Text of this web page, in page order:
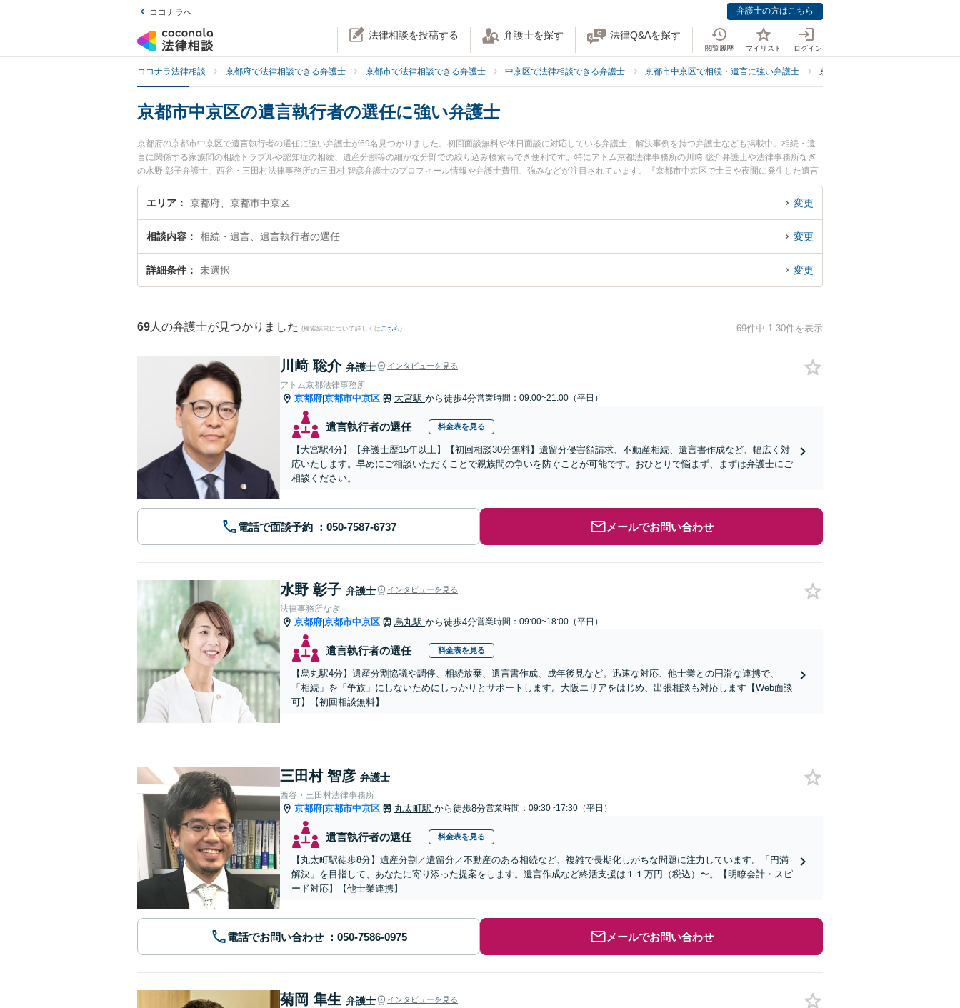
ココナラへ 弁護士の方はこちら
法律相談を投稿する 弁護士を探す 法律Q&Aを探す
閲覧履歴 マイリスト ログイン
ココナラ法律相談 京都府で法律相談できる弁護士 京都市で法律相談できる弁護士 中京区で法律相談できる弁護士 京都市中京区で相続・遺言に強い弁護士 京都市中京区で遺言執行者の選任に
京都市中京区の遺言執行者の選任に強い弁護士
京都府の京都市中京区で遺言執行者の選任に強い弁護士が69名見つかりました。初回面談無料や休日面談に対応している弁護士、解決事例を持つ弁護士なども掲載中。相続・遺
言に関係する家族間の相続トラブルや認知症の相続、遺産分割等の細かな分野での絞り込み検索もでき便利です。特にアトム京都法律事務所の川﨑 聡介弁護士や法律事務所なぎ
の水野 彰子弁護士、西谷・三田村法律事務所の三田村 智彦弁護士のプロフィール情報や弁護士費用、強みなどが注目されています。『京都市中京区で土日や夜間に発生した遺言
執行者の選任のトラブルを今すぐに弁護士に相談したい』『遺言執行者の選任のトラブル解決の実績豊富な近くの弁護士を検索したい』『初回相談無料で遺言執行者の選任を法律
相談できる京都市中京区内の弁護士に相談予約したい』などでお困りの相談者さんにおすすめです。
エリア 京都府、京都市中京区 変更
相談内容 相続・遺言、遺言執行者の選任 変更
詳細条件 未選択 変更
69 人の弁護士が見つかりました (検索結果について詳しくは こちら) 69件中 1-30件を表示
川﨑 聡介 弁護士 インタビューを見る
アトム京都法律事務所
京都府|京都市中京区 大宮駅 から徒歩4分営業時間：09:00~21:00（平日）
遺言執行者の選任 料金表を見る
【大宮駅4分】【弁護士歴15年以上】【初回相談30分無料】遺留分侵害額請求、不動産相続、遺言書作成など、幅広く対
応いたします。早めにご相談いただくことで親族間の争いを防ぐことが可能です。おひとりで悩まず、まずは弁護士にご
相談ください。
電話で面談予約 メールでお問い合わせ
水野 彰子 弁護士 インタビューを見る
法律事務所なぎ
京都府|京都市中京区 烏丸駅 から徒歩4分営業時間：09:00~18:00（平日）
遺言執行者の選任 料金表を見る
【烏丸駅4分】遺産分割協議や調停、相続放棄、遺言書作成、成年後見など。迅速な対応、他士業との円滑な連携で、
「相続」を「争族」にしないためにしっかりとサポートします。大阪エリアをはじめ、出張相談も対応します【Web面談
可】【初回相談無料】
三田村 智彦 弁護士
西谷・三田村法律事務所
京都府|京都市中京区 丸太町駅 から徒歩8分営業時間：09:30~17:30（平日）
遺言執行者の選任 料金表を見る
【丸太町駅徒歩8分】遺産分割／遺留分／不動産のある相続など、複雑で長期化しがちな問題に注力しています。「円満
解決」を目指して、あなたに寄り添った提案をします。遺言作成など終活支援は１１万円（税込）〜。【明瞭会計・スピ
ード対応】【他士業連携】
電話でお問い合わせ メールでお問い合わせ
菊岡 隼生 弁護士 インタビューを見る